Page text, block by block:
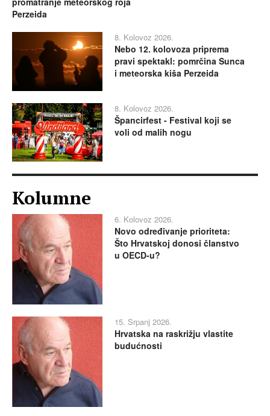
Perzeida
8. Kolovoz 2026.
Nebo 12. kolovoza priprema
pravi spektakl: pomrčina Sunca
i meteorska kiša Perzeida
8. Kolovoz 2026.
Špancirfest - Festival koji se
voli od malih nogu
Kolumne
6. Kolovoz 2026.
Novo određivanje prioriteta:
Što Hrvatskoj donosi članstvo
u OECD-u?
15. Srpanj 2026.
Hrvatska na raskrižju vlastite
budućnosti